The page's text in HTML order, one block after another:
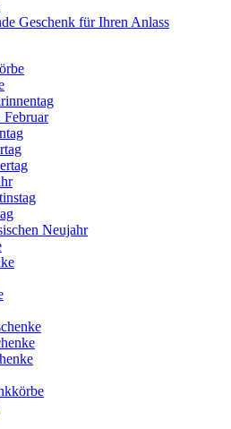
Geschenk für Ihren Anlass
Februar
Neujahr